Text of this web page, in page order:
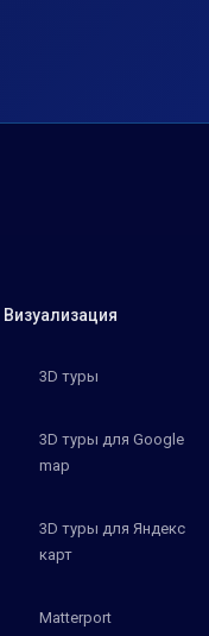
Визуализация
3D туры
3D туры для Google
map
3D туры для Яндекс
карт
Matterport